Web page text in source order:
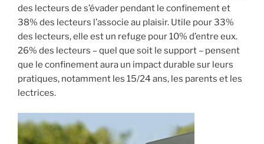
des lecteurs de s’évader pendant le confinement et
38% des lecteurs l’associe au plaisir. Utile pour 33%
des lecteurs, elle est un refuge pour 10% d’entre eux.
26% des lecteurs – quel que soit le support – pensent
que le confinement aura un impact durable sur leurs
pratiques, notamment les 15/24 ans, les parents et les
lectrices.